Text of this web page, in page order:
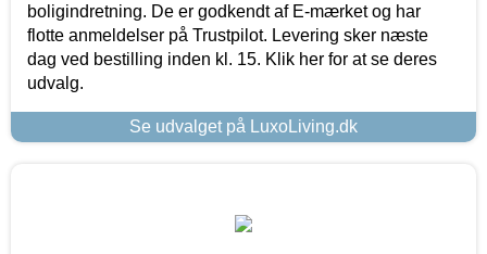
boligindretning. De er godkendt af E-mærket og har
flotte anmeldelser på Trustpilot. Levering sker næste
dag ved bestilling inden kl. 15. Klik her for at se deres
udvalg.
Se udvalget på LuxoLiving.dk